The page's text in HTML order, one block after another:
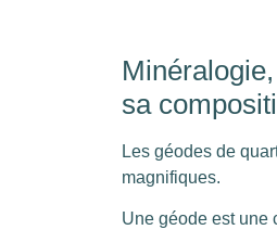
sa
Les géodes de
magnifiques.
Une géode est une